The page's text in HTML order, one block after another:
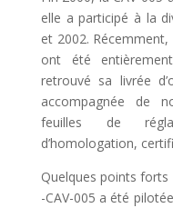
elle a participé à la
et 2002.
ont été
retrouvé sa livrée
accompagnée de
feuilles de
d’homologation,
Quelques points forts
-CAV-005 a été